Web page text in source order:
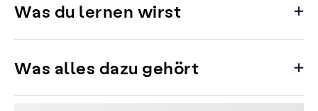
Was du lernen wirst
Was alles dazu gehört